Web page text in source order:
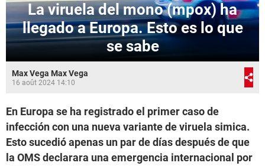
La viruela del mono (mpox) ha
llegado a Europa. Esto es lo que
se sabe
Max Vega Max Vega
16 août 2024 14:10
En Europa se ha registrado el primer caso de
infección con una nueva variante de viruela simica.
Esto sucedió apenas un par de días después de que
la OMS declarara una emergencia internacional por